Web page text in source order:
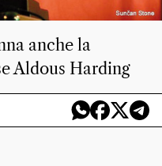
anche la
Aldous Harding